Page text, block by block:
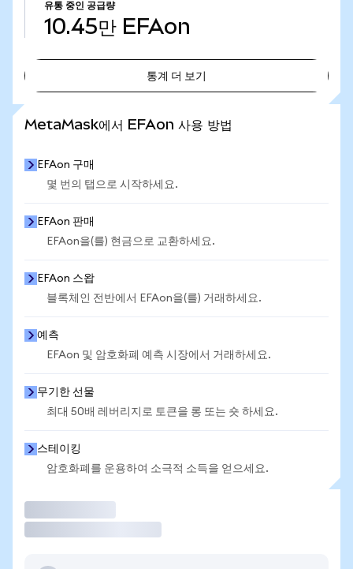
유통 중인 공급량
10.45만 EFAon
통계 더 보기
MetaMask에서 EFAon 사용 방법
EFAon 구매
몇 번의 탭으로 시작하세요.
EFAon 판매
EFAon을(를) 현금으로 교환하세요.
EFAon 스왑
블록체인 전반에서 EFAon을(를) 거래하세요.
예측
EFAon 및 암호화폐 예측 시장에서 거래하세요.
무기한 선물
최대 50배 레버리지로 토큰을 롱 또는 숏 하세요.
스테이킹
암호화폐를 운용하여 소극적 소득을 얻으세요.